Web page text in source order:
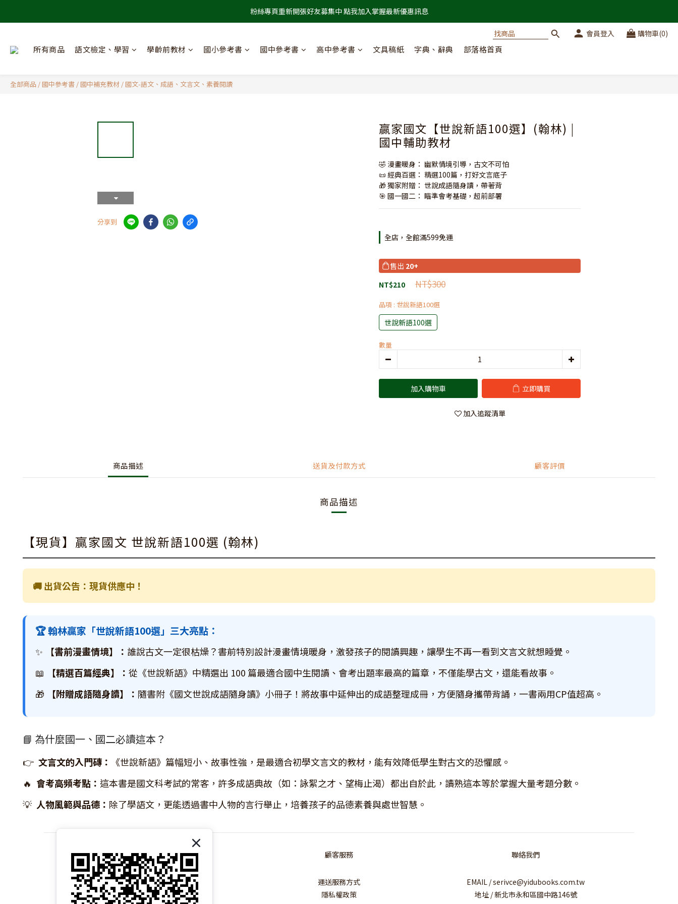
粉絲專頁重新開張好友募集中 點我加入掌握最新優惠訊息
會員登入 購物車(0)
所有商品 語文檢定、學習 學齡前教材 國小參考書 國中參考書 高中參考書 文具稿紙 字典、辭典 部落格首頁
全部商品 /國中參考書 /國中補充教材 /國文-語文、成語、文言文、素養閱讀
分享到
贏家國文【世說新語100選】(翰林) |
國中輔助教材
🤣 漫畫暖身： 幽默情境引導，古文不可怕
📜 經典百選： 精選100篇，打好文言底子
🎁 獨家附贈： 世說成語隨身讀，帶著背
🎯 國一國二： 瞄準會考基礎，超前部署
全店，全館滿599免運
售出 20+
NT$300
NT$210
品項 : 世說新語100選
世說新語100選
數量
加入購物車 立即購買
加入追蹤清單
商品描述 送貨及付款方式 顧客評價
商品描述
【現貨】贏家國文 世說新語100選 (翰林)
🚚 出貨公告：現貨供應中！
🏆 翰林贏家「世說新語100選」三大亮點：
✨ 【書前漫畫情境】： 誰說古文一定很枯燥？書前特別設計漫畫情境暖身，激發孩子的閱讀興趣，讓學生不再一看到文言文就想睡覺。
📖
【精選百篇經典】： 從《世說新語》中精選出 100 篇最適合國中生閱讀、會考出題率最高的篇章，不僅能學古文，還能看故事。
🎁
【附贈成語隨身讀】： 隨書附《國文世說成語隨身讀》小冊子！將故事中延伸出的成語整理成冊，方便隨身攜帶背誦，一書兩用CP值超高。
📘 為什麼國一、國二必讀這本？
👉 文言文的入門磚：
《世說新語》篇幅短小、故事性強，是最適合初學文言文的教材，能有效降低學生對古文的恐懼感。
🔥 會考高頻考點： 這本書是國文科考試的常客，許多成語典故（如：詠絮之才、望梅止渴）都出自於此，讀熟這本等於掌握大量考題分數。
💡 人物風範與品德： 除了學語文，更能透過書中人物的言行舉止，培養孩子的品德素養與處世智慧。
關於我們｜About 易讀書坊
商店介紹｜Introduction
品牌故事｜Brand Story
顧客服務
運送服務方式
隱私權政策
聯絡我們
EMAIL / serivce@yidubooks.com.tw
地址 / 新北市永和區國中路146號